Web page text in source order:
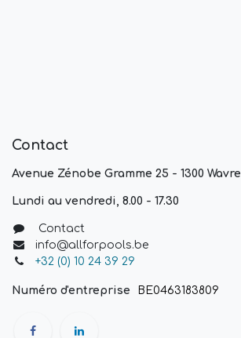
Contact
Avenue Zénobe Gramme 25 - 1300 Wavre
Lundi au vendredi, 8.00 - 17.30
Contact
info@allforpools.be
+32 (0) 10 24 39 29
Numéro d'entreprise BE0463183809